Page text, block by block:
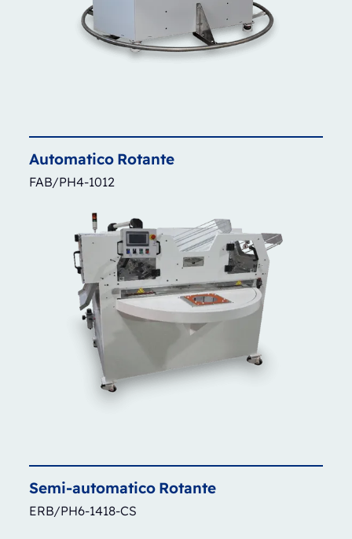
Automatico Rotante
FAB/PH4-1012
Semi-automatico Rotante
ERB/PH6-1418-CS